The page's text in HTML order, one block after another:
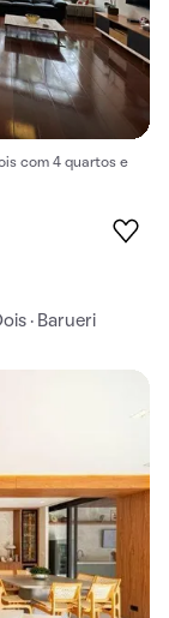
com 4 quartos e
· Barueri